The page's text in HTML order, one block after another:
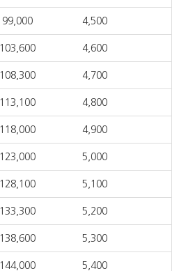
99,000 4,500
103,600 4,600
108,300 4,700
113,100 4,800
118,000 4,900
123,000 5,000
128,100 5,100
133,300 5,200
138,600 5,300
144,000 5,400